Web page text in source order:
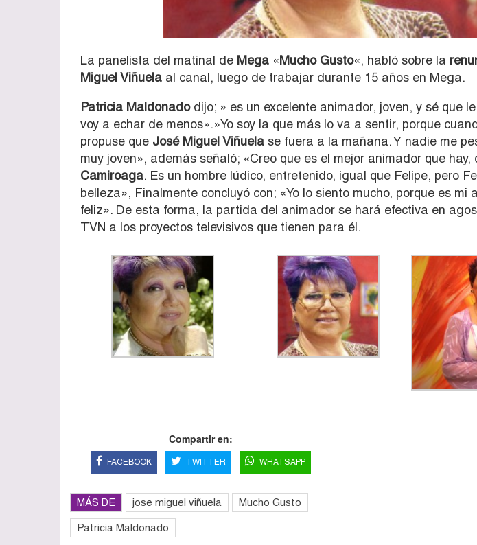
La panelista del matinal de Mega «Mucho Gusto«, habló sobre la
Miguel Viñuela al canal, luego de trabajar durante 15 años en Mega.
Patricia Maldonadodijo; » es un excelente animador, joven, y sé que
voy a echar de menos».»Yo soy la que más lo va a sentir, porque
propuse que José Miguel Viñuela se fuera a la mañana. Y nadie me
muy joven», además señaló; «Creo que es el mejor animador que hay,
Camiroaga. Es un hombre lúdico, entretenido, igual que Felipe, pero
belleza», Finalmente concluyó con; «Yo lo siento mucho, porque es mi
feliz». De esta forma, la partida del animador se hará efectiva en
TVN a los proyectos televisivos que tienen para él.
Compartir en:
FACEBOOK TWITTER WHATSAPP
MÁS DE jose miguel viñuela Mucho Gusto
Patricia Maldonado